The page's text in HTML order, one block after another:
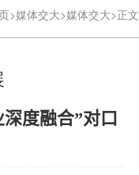
>媒体交大>媒体交大>正文
度融合”对口